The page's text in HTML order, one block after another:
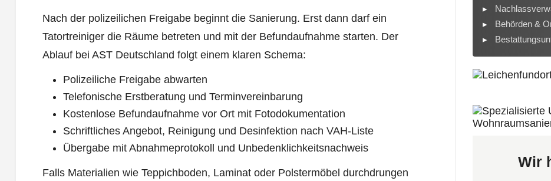
Nach der polizeilichen Freigabe beginnt die Sanierung. Erst dann darf ein
Tatortreiniger die Räume betreten und mit der Befundaufnahme starten. Der
Ablauf bei AST Deutschland folgt einem klaren Schema:
Polizeiliche Freigabe abwarten
Telefonische Erstberatung und Terminvereinbarung
Kostenlose Befundaufnahme vor Ort mit Fotodokumentation
Schriftliches Angebot, Reinigung und Desinfektion nach VAH-Liste
Übergabe mit Abnahmeprotokoll und Unbedenklichkeitsnachweis
Falls Materialien wie Teppichboden, Laminat oder Polstermöbel durchdrungen
Behörden &
Wir